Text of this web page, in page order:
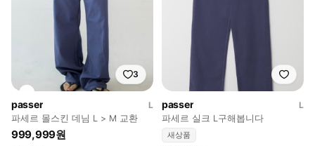
3
passer
L
파세르 몰스킨 데님 L > M 교환
999,999원
passer
L
파세르 실크 L구해봅니다
새상품